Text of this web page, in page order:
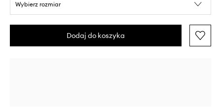
Wybierz rozmiar
Dodaj do koszyka